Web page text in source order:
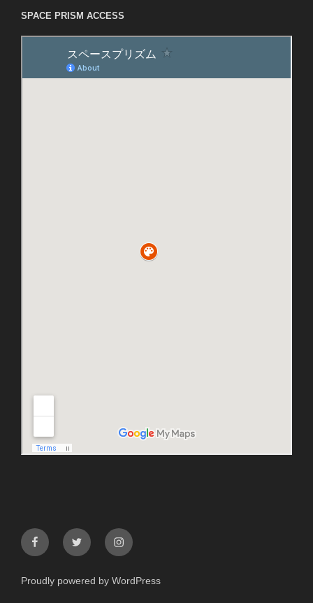
SPACE PRISM ACCESS
facebooktwitter instagram
Proudly powered by WordPress